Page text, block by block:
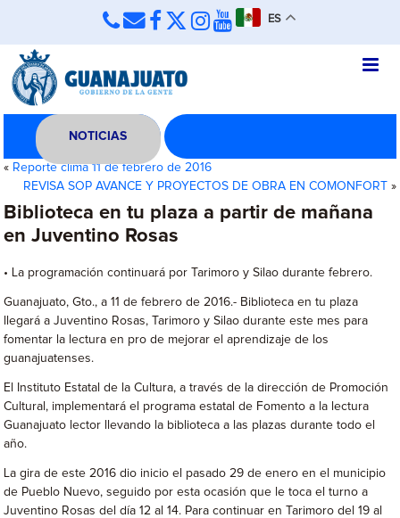
ES
NOTICIAS
« Reporte clima 11 de febrero de 2016
REVISA SOP AVANCE Y PROYECTOS DE OBRA EN COMONFORT
»
Biblioteca en tu plaza a partir de mañana
en Juventino Rosas
• La programación continuará por Tarimoro y Silao durante febrero.
Guanajuato, Gto., a 11 de febrero de 2016.- Biblioteca en tu plaza
llegará a Juventino Rosas, Tarimoro y Silao durante este mes para
fomentar la lectura en pro de mejorar el aprendizaje de los
guanajuatenses.
El Instituto Estatal de la Cultura, a través de la dirección de Promoción
Cultural, implementará el programa estatal de Fomento a la lectura
Guanajuato lector llevando la biblioteca a las plazas durante todo el
año.
La gira de este 2016 dio inicio el pasado 29 de enero en el municipio
de Pueblo Nuevo, seguido por esta ocasión que le toca el turno a
Juventino Rosas del día 12 al 14. Para continuar en Tarimoro del 19 al